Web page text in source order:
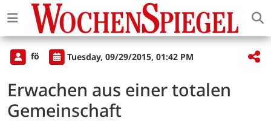
fö Tuesday, 09/29/2015, 01:42 PM
Erwachen aus einer totalen
Gemeinschaft